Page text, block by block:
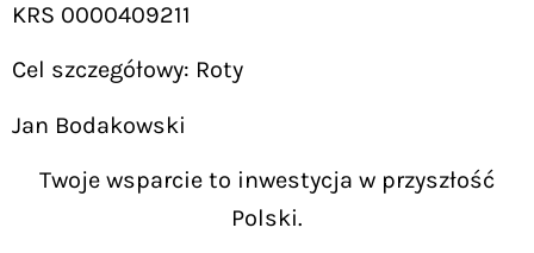
KRS 0000409211
Cel szczegółowy: Roty
Jan Bodakowski
Twoje wsparcie to inwestycja w przyszłość
Polski.